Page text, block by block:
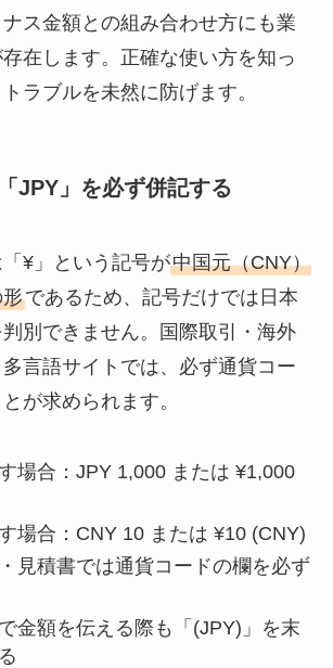
ス金額との組み合わせ方にも業
在します。正確な使い方を知っ
ラブルを未然に防げます。
JPY」を必ず併記する
¥」という記号が中国元（CNY）
であるため、記号だけでは日本
別できません。国際取引・海外
言語サイトでは、必ず通貨コー
が求められます。
場合：JPY 1,000 または ¥1,000
場合：CNY 10 または ¥10 (CNY)
見積書では通貨コードの欄を必ず
金額を伝える際も「(JPY)」を末